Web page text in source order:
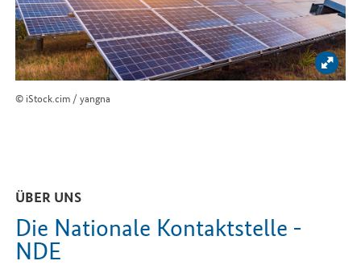
Bild
© iStock.cim / yangna
ÜBER UNS
Die Nationale Kontaktstelle -
NDE